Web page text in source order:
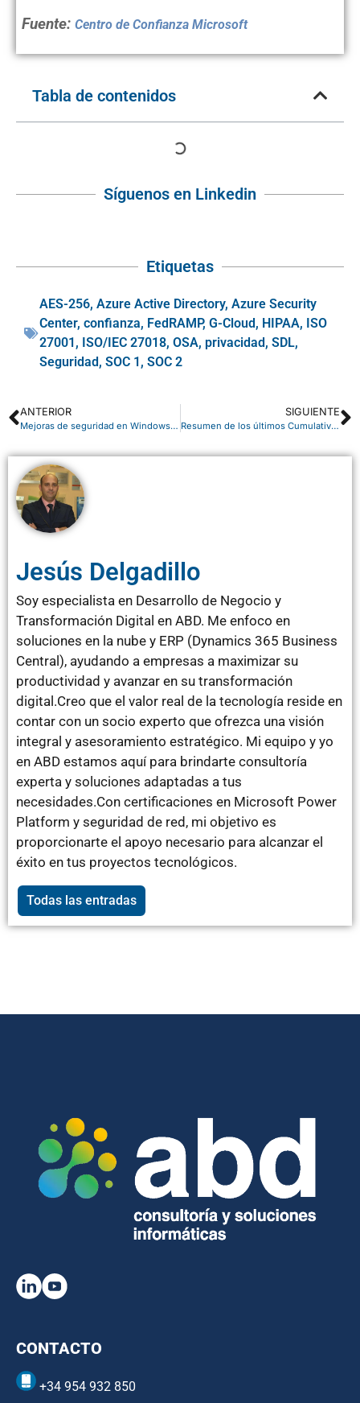
Fuente: Centro de Confianza Microsoft
Tabla de contenidos
Síguenos en Linkedin
Etiquetas
AES-256, Azure Active Directory, Azure Security
Center, confianza, FedRAMP, G-Cloud, HIPAA, ISO
27001 , ISO/IEC 27018, OSA, privacidad, SDL,
Seguridad, SOC 1 , SOC 2
ANTERIOR
Mejoras de seguridad en Windows 10 con Creators Update
SIGUIENTE
Resumen de los últimos Cumulative Update para Microsoft Dynamics NAV – Diciembre 2016
Jesús Delgadillo
Soy especialista en Desarrollo de Negocio y
Transformación Digital en ABD. Me enfoco en
soluciones en la nube y ERP (Dynamics 365 Business
Central), ayudando a empresas a maximizar su
productividad y avanzar en su transformación
digital.Creo que el valor real de la tecnología reside en
contar con un socio experto que ofrezca una visión
integral y asesoramiento estratégico. Mi equipo y yo
en ABD estamos aquí para brindarte consultoría
experta y soluciones adaptadas a tus
necesidades.Con certificaciones en Microsoft Power
Platform y seguridad de red, mi objetivo es
proporcionarte el apoyo necesario para alcanzar el
éxito en tus proyectos tecnológicos.
Todas las entradas
CONTACTO
+34 954 932 850